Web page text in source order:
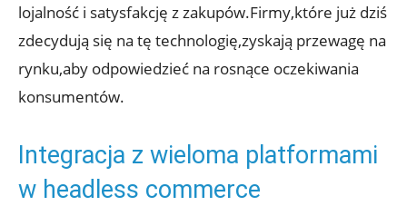
lojalność i satysfakcję z⁣ zakupów.Firmy,które już dziś
zdecydują się na tę technologię,zyskają ‌przewagę na
rynku,aby odpowiedzieć na ⁤rosnące oczekiwania
konsumentów.
Integracja z ​wieloma⁤ platformami
w headless commerce